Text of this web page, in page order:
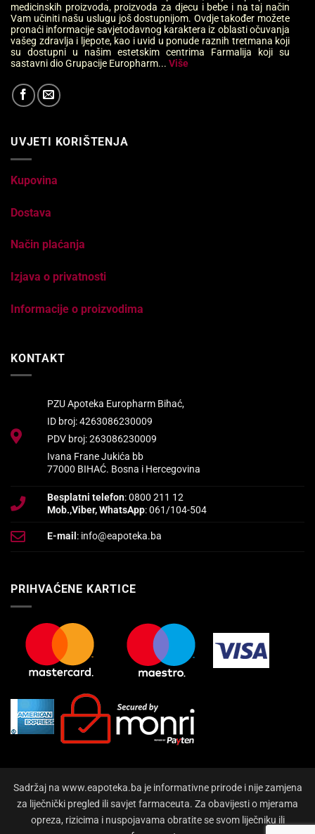
medicinskih proizvoda, proizvoda za djecu i bebe i na taj način
Vam učiniti našu uslugu još dostupnijom. Ovdje također možete
pronaći informacije savjetodavnog karaktera iz oblasti očuvanja
vašeg zdravlja i ljepote, kao i uvid u ponude raznih tretmana koji
su dostupni u našim estetskim centrima Farmalija koji su
sastavni dio Grupacije Europharm... Više
UVJETI KORIŠTENJA
Kupovina
Dostava
Način plaćanja
Izjava o privatnosti
Informacije o proizvodima
KONTAKT
PZU Apoteka Europharm Bihać,
ID broj: 4263086230009
PDV broj: 263086230009
Ivana Frane Jukića bb
77000 BIHAĆ. Bosna i Hercegovina
Besplatni telefon: 0800 211 12
Mob.,Viber, WhatsApp: 061/104-504
E-mail: info@eapoteka.ba
PRIHVAĆENE KARTICE
Sadržaj na www.eapoteka.ba je informativne prirode i nije zamjena
za liječnički pregled ili savjet farmaceuta. Za obavijesti o mjerama
opreza, rizicima i nuspojavama obratite se svom liječniku ili